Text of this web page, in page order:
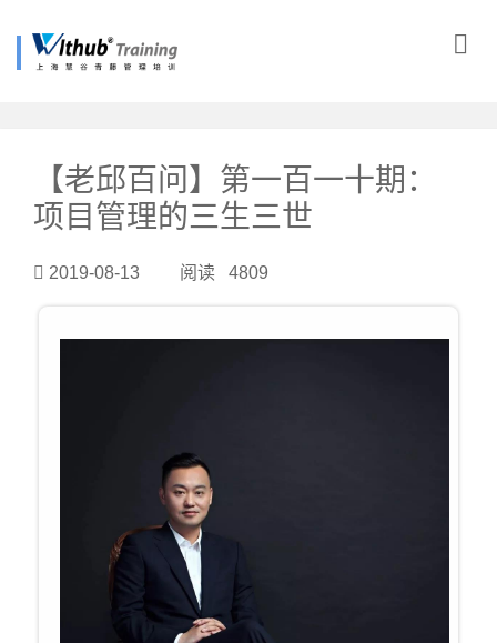
【老邱百问】第一百一十期：
项目管理的三生三世
2019-08-13 阅读 4809